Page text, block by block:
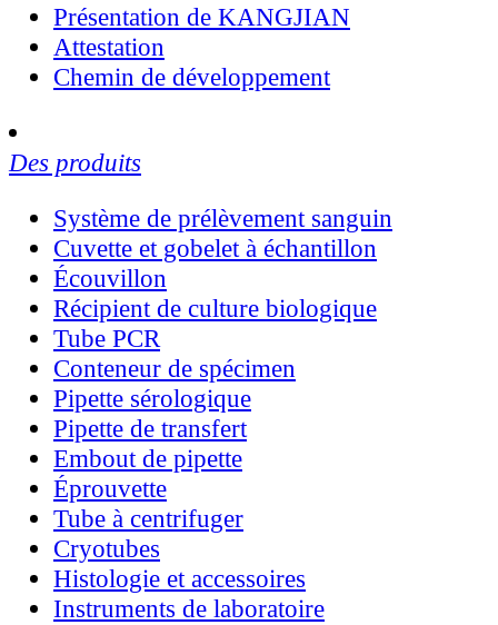
Présentation de KANGJIAN
Attestation
Chemin de développement
Des produits
Système de prélèvement sanguin
Cuvette et gobelet à échantillon
Écouvillon
Récipient de culture biologique
Tube PCR
Conteneur de spécimen
Pipette sérologique
Pipette de transfert
Embout de pipette
Éprouvette
Tube à centrifuger
Cryotubes
Histologie et accessoires
Instruments de laboratoire